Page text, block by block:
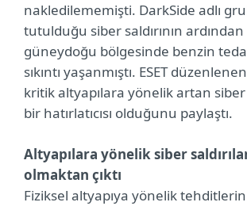
nakledilememişti. DarkSide adlı
tutulduğu siber saldırının
güneydoğu bölgesinde benzin
sıkıntı yaşanmıştı. ESET
kritik altyapılara yönelik artan
bir hatırlatıcısı olduğunu paylaştı.
Altyapılara yönelik siber
olmaktan çıktı
Fiziksel altyapıya yönelik tehditlerin